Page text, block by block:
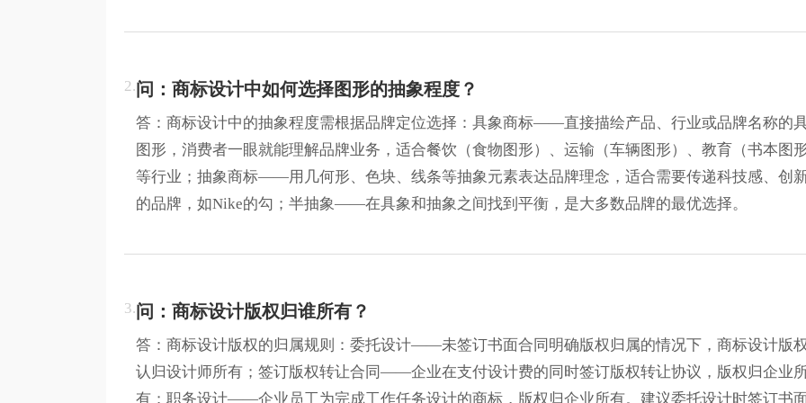
2.问：商标设计中如何选择图形的抽象程度？
答：商标设计中的抽象程度需根据品牌定位选择：具象商标——直接描绘产品、行业或品牌名称的
图形，消费者一眼就能理解品牌业务，适合餐饮（食物图形）、运输（车辆图形）、教育（书本图形
等行业；抽象商标——用几何形、色块、线条等抽象元素表达品牌理念，适合需要传递科技感、创
的品牌，如Nike的勾；半抽象——在具象和抽象之间找到平衡，是大多数品牌的最优选择。
3.问：商标设计版权归谁所有？
答：商标设计版权的归属规则：委托设计——未签订书面合同明确版权归属的情况下，商标设计版
认归设计师所有；签订版权转让合同——企业在支付设计费的同时签订版权转让协议，版权归企业
有；职务设计——企业员工为完成工作任务设计的商标，版权归企业所有。建议委托设计时签订书